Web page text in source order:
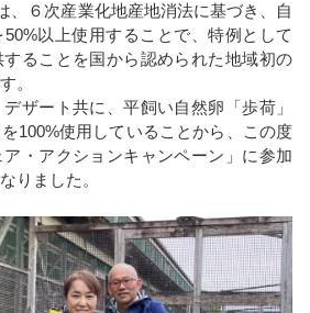
、６次産業化地産地消法に基づき、自
以上使用することで、特例として
ることを国から認められた地域初の
。
ザート共に、平飼い自然卵「歩荷」
100%使用していることから、この度
ア・アクションキャンペーン」に参加
りました。